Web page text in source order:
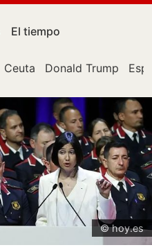
El tiempo
Ceuta Donald Trump
© hoy.es